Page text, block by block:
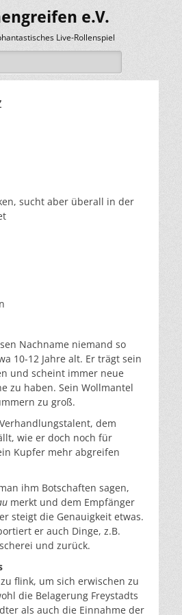
e.V.
Live-Rollenspiel
sucht aber überall in der
Nachname niemand so
10-12 Jahre alt. Er trägt sein
und scheint immer neue
zu haben. Sein Wollmantel
zu groß.
dem
wie er doch noch für
Kupfer mehr abgreifen
ihm Botschaften sagen,
merkt und dem Empfänger
steigt die Genauigkeit etwas.
er auch Dinge, z.B.
und zurück.
flink, um sich erwischen zu
die Belagerung Freystadts
als auch die Einnahme der